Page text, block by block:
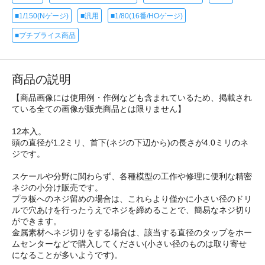
■1/150(Nゲージ) ■汎用 ■1/80(16番/HOゲージ)
■プチプライス商品
商品の説明
【商品画像には使用例・作例なども含まれているため、掲載され
ている全ての画像が販売商品とは限りません】
12本入。
頭の直径が1.2ミリ、首下(ネジの下辺から)の長さが4.0ミリのネ
ジです。
スケールや分野に関わらず、各種模型の工作や修理に便利な精密
ネジの小分け販売です。
プラ板へのネジ留めの場合は、これらより僅かに小さい径のドリ
ルで穴あけを行ったうえでネジを締めることで、簡易なネジ切り
ができます。
金属素材へネジ切りをする場合は、該当する直径のタップをホー
ムセンターなどで購入してください(小さい径のものは取り寄せ
になることが多いようです)。